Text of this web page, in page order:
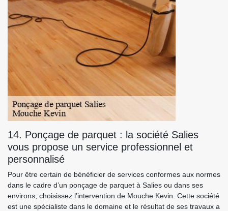
14. Ponçage de parquet : la société Salies
vous propose un service professionnel et
personnalisé
Pour être certain de bénéficier de services conformes aux normes
dans le cadre d’un ponçage de parquet à Salies ou dans ses
environs, choisissez l’intervention de Mouche Kevin. Cette société
est une spécialiste dans le domaine et le résultat de ses travaux a